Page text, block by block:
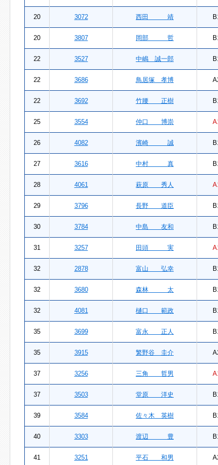
20 3072 西田 靖
20 3807 岡部 哲
22 3527 中嶋 誠一郎
22 3686 鳥居塚 孝博
22 3692 竹腰 正樹
25 3554 仲口 博崇
26 4082 濱崎 誠
27 3616 中村 真
28 4061 萩原 秀人
29 3796 長野 道臣
30 3784 中島 友和
31 3257 田頭 実
32 2878 富山 弘幸
32 3680 森林 太
32 4081 樋口 範政
35 3699 富永 正人
35 3915 繁野谷 圭介
37 3256 三角 哲男
37 3503 堂原 洋史
39 3584 佐々木 英樹
40 3303 渡辺 豊
41 3251 平石 和男